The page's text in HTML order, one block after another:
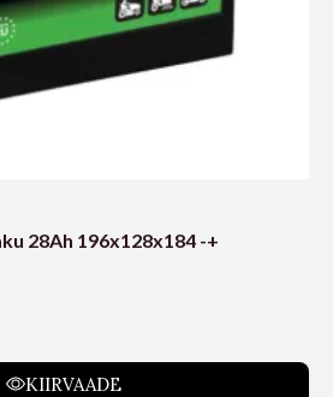
28Ah 196x128x184 -+
KIIRVAADE